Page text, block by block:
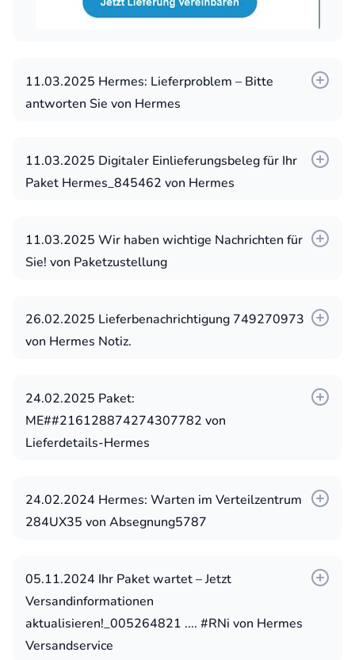
11.03.2025 Hermes: Lieferproblem – Bitte
antworten Sie von Hermes
11.03.2025 Digitaler Einlieferungsbeleg für Ihr
Paket Hermes_845462 von Hermes
11.03.2025 Wir haben wichtige Nachrichten für
Sie! von Paketzustellung
Wir haben versucht, Sie zu erreichen,
bitte antworten Sie!
Hermes
📢 **WICHTIGE MITTEILUNG!** Sie haben (1)
ausstehendes Paket von uns.
**Bestätigen Sie Ihre Versanddetails jetzt,
um Verzögerungen zu vermeiden.**
26.02.2025 Lieferbenachrichtigung 749270973
von Hermes Notiz.
24.02.2025 Paket:
ME##216128874274307782 von
Lieferdetails-Hermes
24.02.2024 Hermes: Warten im Verteilzentrum
284UX35 von Absegnung5787
Ihr Paket steht zur Zustellung bereit
05.11.2024 Ihr Paket wartet – Jetzt
Versandinformationen
aktualisieren!_005264821 .... #RNi von Hermes
Versandservice